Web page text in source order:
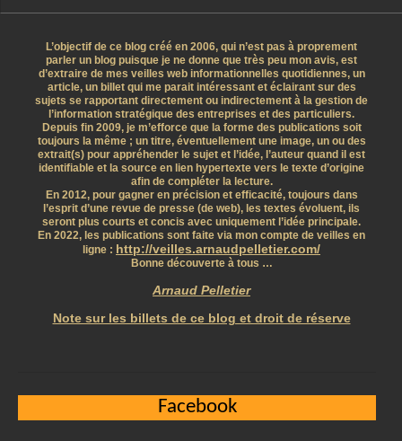
L’objectif de ce blog créé en 2006, qui n’est pas à proprement
parler un blog puisque je ne donne que très peu mon avis, est
d’extraire de mes veilles web informationnelles quotidiennes, un
article, un billet qui me parait intéressant et éclairant sur des
sujets se rapportant directement ou indirectement à la gestion de
l’information stratégique des entreprises et des particuliers.
Depuis fin 2009, je m’efforce que la forme des publications soit
toujours la même ; un titre, éventuellement une image, un ou des
extrait(s) pour appréhender le sujet et l’idée, l’auteur quand il est
identifiable et la source en lien hypertexte vers le texte d’origine
afin de compléter la lecture.
En 2012, pour gagner en précision et efficacité, toujours dans
l’esprit d’une revue de presse (de web), les textes évoluent, ils
seront plus courts et concis avec uniquement l’idée principale.
En 2022, les publications sont faite via mon compte de veilles en
ligne : http://veilles.arnaudpelletier.com/
Bonne découverte à tous …
Arnaud Pelletier
Note sur les billets de ce blog et droit de réserve
Facebook